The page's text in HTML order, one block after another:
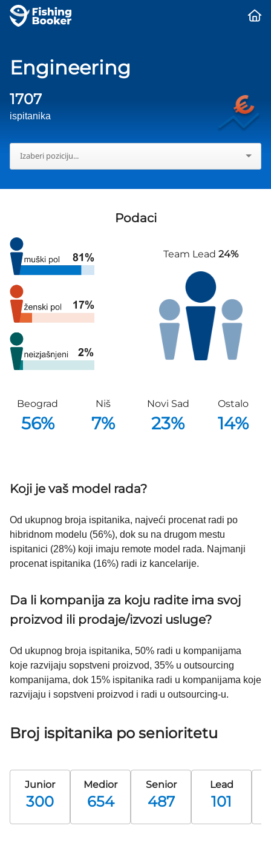
Engineering
1707
ispitanika
Podaci
Team Lead 24%
Beograd
56%
Niš
7%
Novi Sad
23%
Ostalo
14%
Koji je vaš model rada?
Od ukupnog broja ispitanika, najveći procenat radi po
hibridnom modelu (56%), dok su na drugom mestu
ispitanici (28%) koji imaju remote model rada. Najmanji
procenat ispitanika (16%) radi iz kancelarije.
Da li kompanija za koju radite ima svoj
proizvod ili prodaje/izvozi usluge?
Od ukupnog broja ispitanika, 50% radi u kompanijama
koje razvijaju sopstveni proizvod, 35% u outsourcing
kompanijama, dok 15% ispitanika radi u kompanijama koje
razvijaju i sopstveni proizvod i radi u outsourcing-u.
Broj ispitanika po senioritetu
Junior
300
Medior
654
Senior
487
Lead
101